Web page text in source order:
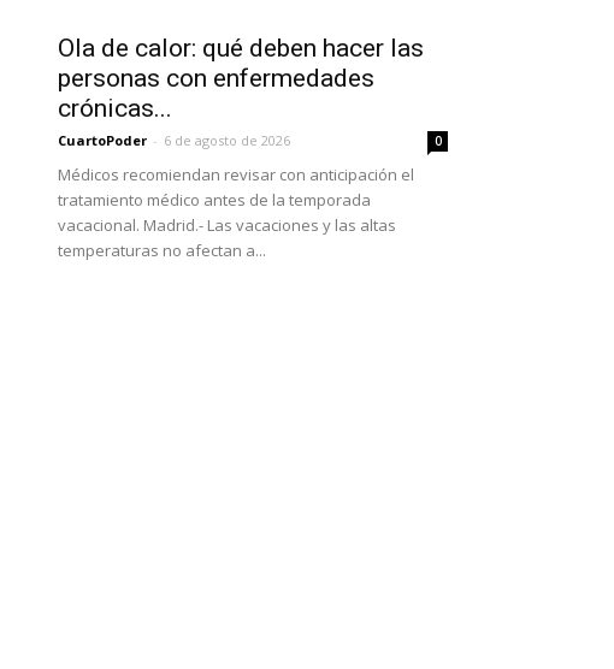
Ola de calor: qué deben hacer las
personas con enfermedades
crónicas...
CuartoPoder - 6 de agosto de 2026 0
Médicos recomiendan revisar con anticipación el
tratamiento médico antes de la temporada
vacacional. Madrid.- Las vacaciones y las altas
temperaturas no afectan a...